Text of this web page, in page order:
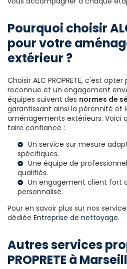
Pourquoi choisir
pour votre
extérieur ?
Choisir ALC PROPRETE, c'est
reconnue et un engagement
équipes suivent des normes de
garantissant ainsi la pérennité et
aménagements extérieurs. Voici
faire confiance :
Un service sur mesure
spécifiques.
Une équipe de
qualifiés.
Un engagement client fort
personnalisé.
Pour en savoir plus sur nos
dédiée Entreprise de nettoyage.
Autres services
PROPRETE à